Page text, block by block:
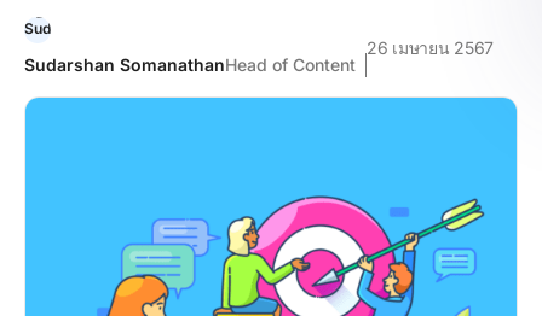
Sudarshan SomanathanHead of Content
26 เมษายน 2567